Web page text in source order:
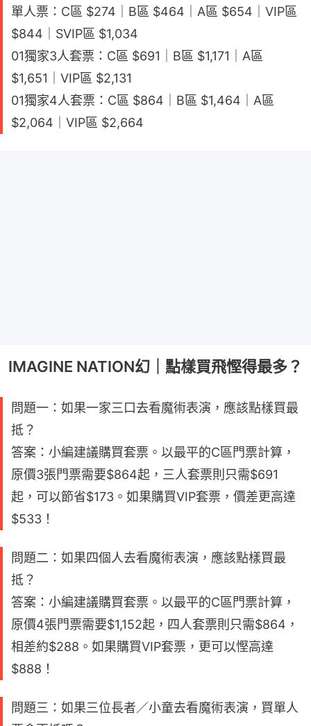
單人票：C區 $274｜B區 $464｜A區 $654｜VIP區
$844｜SVIP區 $1,034
01獨家3人套票：C區 $691｜B區 $1,171｜A區
$1,651｜VIP區 $2,131
01獨家4人套票：C區 $864｜B區 $1,464｜A區
$2,064｜VIP區 $2,664
IMAGINE NATION幻｜點樣買飛慳得最多？
問題一：如果一家三口去看魔術表演，應該點樣買最
抵？
答案：小編建議購買套票。以最平的C區門票計算，
原價3張門票需要$864起，三人套票則只需$691
起，可以節省$173。如果購買VIP套票，價差更高達
$533！
問題二：如果四個人去看魔術表演，應該點樣買最
抵？
答案：小編建議購買套票。以最平的C區門票計算，
原價4張門票需要$1,152起，四人套票則只需$864，
相差約$288。如果購買VIP套票，更可以慳高達
$888！
問題三：如果三位長者／小童去看魔術表演，買單人